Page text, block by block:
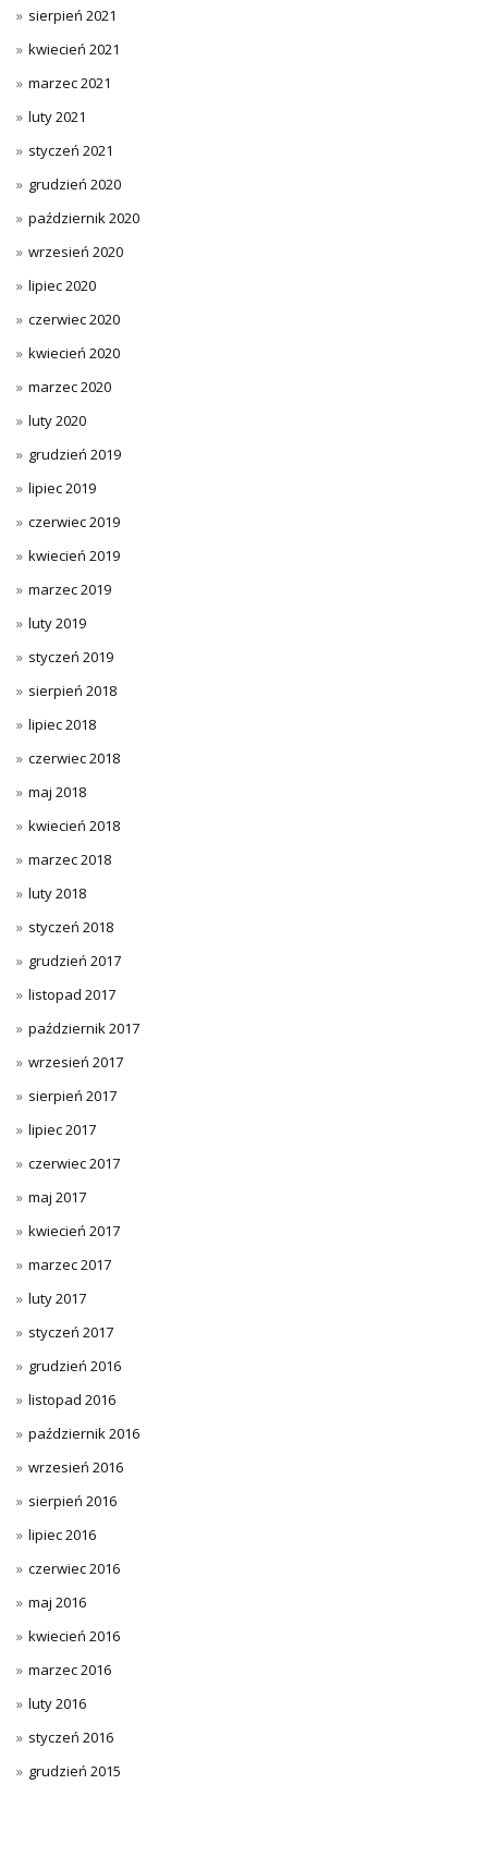
sierpień 2021
kwiecień 2021
marzec 2021
luty 2021
styczeń 2021
grudzień 2020
październik 2020
wrzesień 2020
lipiec 2020
czerwiec 2020
kwiecień 2020
marzec 2020
luty 2020
grudzień 2019
lipiec 2019
czerwiec 2019
kwiecień 2019
marzec 2019
luty 2019
styczeń 2019
sierpień 2018
lipiec 2018
czerwiec 2018
maj 2018
kwiecień 2018
marzec 2018
luty 2018
styczeń 2018
grudzień 2017
listopad 2017
październik 2017
wrzesień 2017
sierpień 2017
lipiec 2017
czerwiec 2017
maj 2017
kwiecień 2017
marzec 2017
luty 2017
styczeń 2017
grudzień 2016
listopad 2016
październik 2016
wrzesień 2016
sierpień 2016
lipiec 2016
czerwiec 2016
maj 2016
kwiecień 2016
marzec 2016
luty 2016
styczeń 2016
grudzień 2015